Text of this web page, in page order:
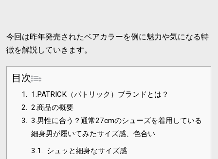
今回は昨年発売されたベアカラーを例に魅力や気になる特
徴を解説していきます。
目次
1. 1.PATRICK（パトリック）ブランドとは？
2. 2.商品の概要
3. 3.男性に合う？通常27cmのシューズを着用している
細身男が履いてみたサイズ感、色合い
3.1. シュッと細身なサイズ感